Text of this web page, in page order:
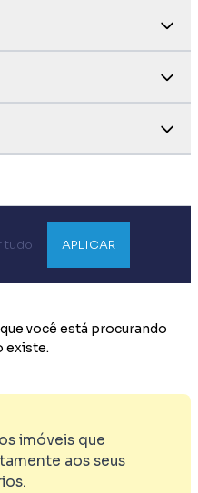
tudo APLICAR
que você está procurando
existe.
imóveis que
aos seus